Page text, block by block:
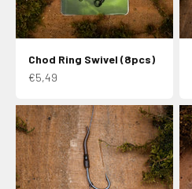
Chod Ring Swivel (8pcs)
Aanbiedingsprijs
€5,49